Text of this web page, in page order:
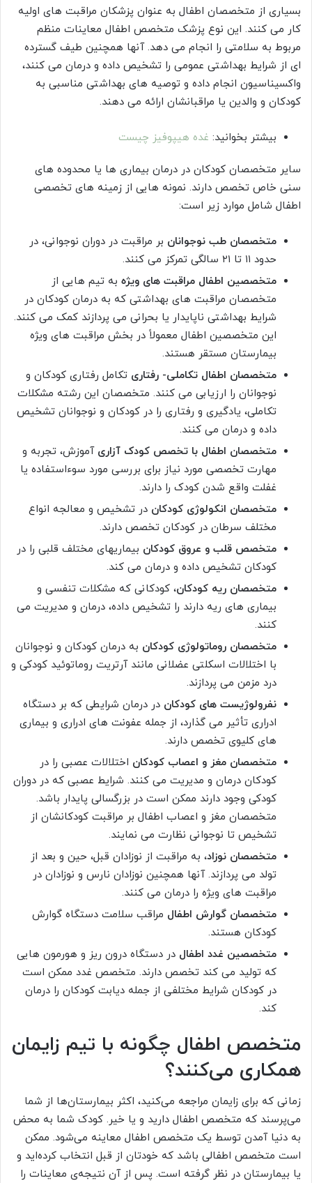
بسیاری از متخصصان اطفال به عنوان پزشکان مراقبت های اولیه
کار می کنند. این نوع پزشک متخصص اطفال معاینات منظم
مربوط به سلامتی را انجام می دهد. آنها همچنین طیف گسترده
ای از شرایط بهداشتی عمومی را تشخیص داده و درمان می کنند،
واکسیناسیون انجام داده و توصیه های بهداشتی مناسبی به
کودکان و والدین یا مراقبانشان ارائه می دهند.
بیشتر بخوانید: غده هیپوفیز چیست
سایر متخصصان کودکان در درمان بیماری ها یا محدوده های
سنی خاص تخصص دارند. نمونه هایی از زمینه های تخصصی
اطفال شامل موارد زیر است:
متخصصان طب نوجوانان بر مراقبت در دوران نوجوانی، در
حدود ۱۱ تا ۲۱ سالگی تمرکز می کنند.
متخصصین اطفال مراقبت های ویژه به تیم هایی از
متخصصان مراقبت های بهداشتی که به درمان کودکان در
شرایط بهداشتی ناپایدار یا بحرانی می پردازند کمک می کنند.
این متخصصین اطفال معمولاً در بخش مراقبت های ویژه
بیمارستان مستقر هستند.
متخصصان اطفال تکاملی- رفتاری تکامل رفتاری کودکان و
نوجوانان را ارزیابی می کنند. متخصصان این رشته مشکلات
تکاملی، یادگیری و رفتاری را در کودکان و نوجوانان تشخیص
داده و درمان می کنند.
متخصصان اطفال با تخصص کودک آزاری آموزش، تجربه و
مهارت تخصصی مورد نیاز برای بررسی مورد سوءاستفاده یا
غفلت واقع شدن کودک را دارند.
متخصصان انکولوژی کودکان در تشخیص و معالجه انواع
مختلف سرطان در کودکان تخصص دارند.
متخصص قلب و عروق کودکان بیماریهای مختلف قلبی را در
کودکان تشخیص داده و درمان می کند.
متخصصان ریه کودکان، کودکانی که مشکلات تنفسی و
بیماری های ریه دارند را تشخیص داده، درمان و مدیریت می
کنند.
متخصصان روماتولوژی کودکان به درمان کودکان و نوجوانان
با اختلالات اسکلتی عضلانی مانند آرتریت روماتوئید کودکی و
درد مزمن می پردازند.
نفرولوژیست های کودکان در درمان شرایطی که بر دستگاه
ادراری تأثیر می گذارد، از جمله عفونت های ادراری و بیماری
های کلیوی تخصص دارند.
متخصصان مغز و اعصاب کودکان اختلالات عصبی را در
کودکان درمان و مدیریت می کنند. شرایط عصبی که در دوران
کودکی وجود دارند ممکن است در بزرگسالی پایدار باشد.
متخصصان مغز و اعصاب اطفال بر مراقبت کودکانشان از
تشخیص تا نوجوانی نظارت می نمایند.
متخصصان نوزاد، به مراقبت از نوزادان قبل، حین و بعد از
تولد می پردازند. آنها همچنین نوزادان نارس و نوزادان در
مراقبت های ویژه را درمان می کنند.
متخصصان گوارش اطفال مراقب سلامت دستگاه گوارش
کودکان هستند.
متخصصین غدد اطفال در دستگاه درون ریز و هورمون هایی
که تولید می کند تخصص دارند. متخصص غدد ممکن است
در کودکان شرایط مختلفی از جمله دیابت کودکان را درمان
کند.
متخصص اطفال چگونه با تیم زایمان
همکاری می‌کنند؟
زمانی که برای زایمان مراجعه می‌کنید، اکثر بیمارستان‌ها از شما
می‌پرسند که متخصص اطفال دارید و یا خیر. کودک شما به محض
به دنیا آمدن توسط یک متخصص اطفال معاینه می‌شود. ممکن
است متخصص اطفالی باشد که خودتان از قبل انتخاب کرده‌اید و
یا بیمارستان در نظر گرفته است. پس از آن نتیجه‌ی معاینات را